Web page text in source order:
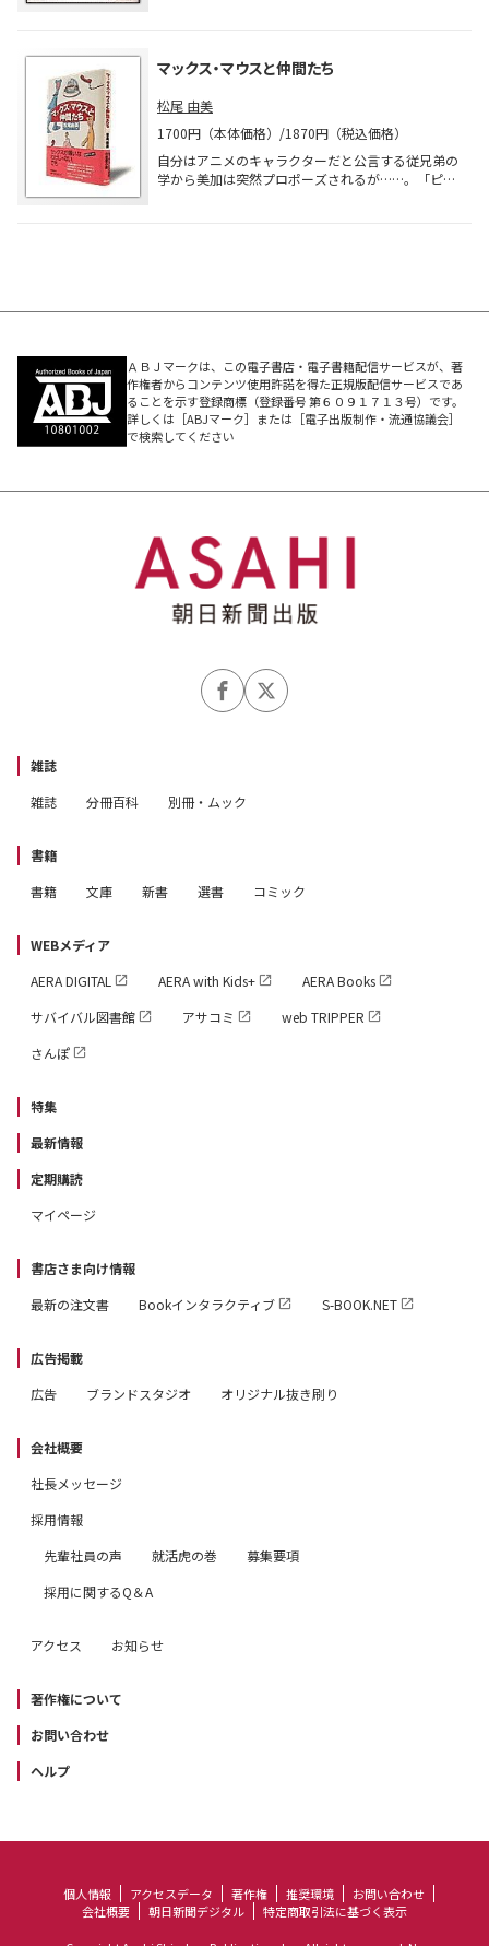
法月綸太郎……苦悩と隣り合わせのミステリ作家
探偵
若竹七海「詩人の死」
葉村晶……クールな目線が光るフリー探偵
今邑彩「神の目」
大道寺綸子……相棒は超絶美青年、黒づくめの探
偵所長
マックス・マウスと仲間たち
松尾 由美
1700円（本体価格）/1870円（税込価格）
自分はアニメのキャラクターだと公言する従兄弟の
学から美加は突然プロポーズされるが……。「ピー
ＡＢＪマークは、この電子書店・電子書籍配信サービスが、著
作権者からコンテンツ使用許諾を得た正規版配信サービスであ
ることを示す登録商標（登録番号 第６０９１７１３号）です。
詳しくは［ABJマーク］または［電子出版制作・流通協議会］
で検索してください
雑誌
雑誌
分冊百科 別冊・ムック
書籍
書籍
文庫 新書 選書 コミック
WEBメディア
AERA DIGITAL
AERA with Kids+
AERA Books
サバイバル図書館
アサコミ
web TRIPPER
さんぽ
特集
最新情報
定期購読
マイページ
書店さま向け情報
最新の注文書
Bookインタラクティブ S-BOOK.NET
広告掲載
広告
ブランドスタジオ オリジナル抜き刷り
会社概要
社長メッセージ
採用情報
先輩社員の声
就活虎の巻
募集要項
採用に関するQ＆A
アクセス お知らせ
著作権について
お問い合わせ
ヘルプ
個人情報 アクセスデータ 著作権 推奨環境
お問い合わせ
会社概要
朝日新聞デジタル 特定商取引法に基づく表示